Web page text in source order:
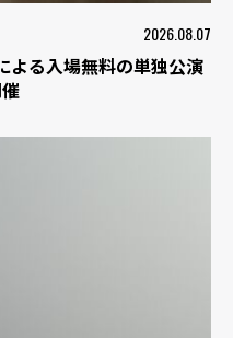
2026.08.07
よる入場無料の単独公演